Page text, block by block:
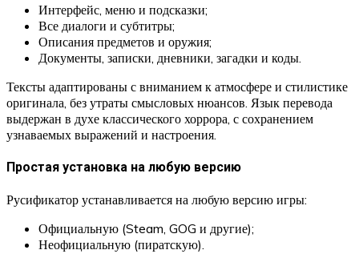
Интерфейс, меню и подсказки;
Все диалоги и субтитры;
Описания предметов и оружия;
Документы, записки, дневники, загадки и коды.
Тексты адаптированы с вниманием к атмосфере и стилистике
оригинала, без утраты смысловых нюансов. Язык перевода
выдержан в духе классического хоррора, с сохранением
узнаваемых выражений и настроения.
Простая установка на любую версию
Русификатор устанавливается на любую версию игры:
Официальную (Steam, GOG и другие);
Неофициальную (пиратскую).